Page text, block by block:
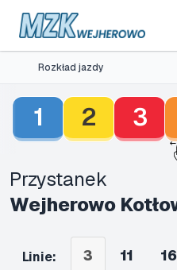
Rozkład jazdy
1 2 3
Przystanek
Wejherowo
Linie: 3 11 16